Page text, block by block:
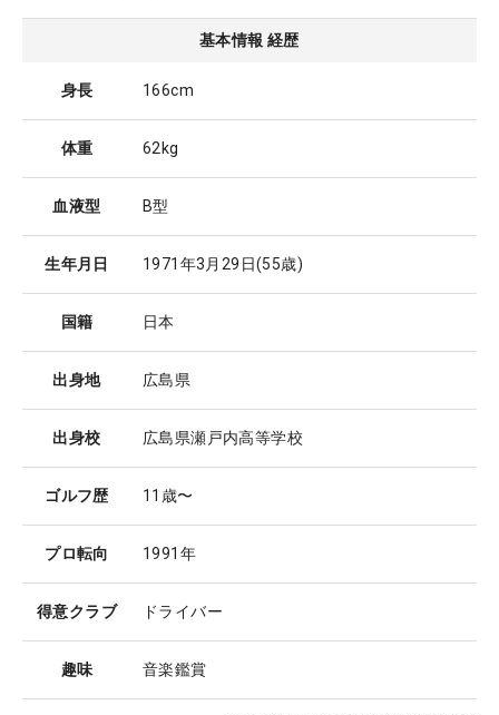
基本情報 経歴
身長 166cm
体重 62kg
血液型 B型
生年月日 1971年3月29日(55歳)
国籍 日本
出身地 広島県
出身校 広島県瀬戸内高等学校
ゴルフ歴 11歳〜
プロ転向 1991年
得意クラブ ドライバー
趣味 音楽鑑賞